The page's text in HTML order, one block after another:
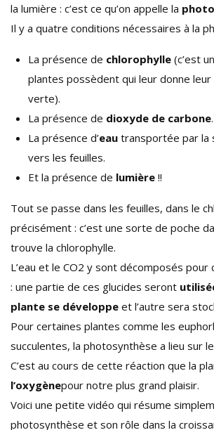
la lumière : c’est ce qu’on appelle la
Il y a quatre conditions nécessaires à la
La présence de chlorophylle (c’est
plantes possèdent qui leur donne leur
verte).
La présence de dioxyde de carbone.
La présence d’eau transportée par la
vers les feuilles.
Et la présence de lumière !!
Tout se passe dans les feuilles, dans le
précisément : c’est une sorte de poche
trouve la chlorophylle.
L’eau et le CO2 y sont décomposés pour
: une partie de ces glucides seront
plante se développe et l’autre sera
Pour certaines plantes comme les
succulentes, la photosynthèse a lieu sur
C’est au cours de cette réaction que la
l’oxygènepour notre plus grand plaisir.
Voici une petite vidéo qui résume
photosynthèse et son rôle dans la